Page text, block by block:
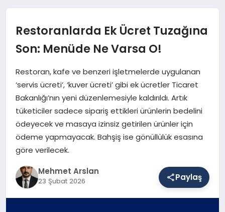
EKONOMI
SPOR
MAGAZIN
EĞITIM
Restoranlarda Ek Ücret Tuzağına
Son: Menüde Ne Varsa O!
Restoran, kafe ve benzeri işletmelerde uygulanan
‘servis ücreti’, ‘kuver ücreti’ gibi ek ücretler Ticaret
Bakanlığı’nın yeni düzenlemesiyle kaldırıldı. Artık
tüketiciler sadece sipariş ettikleri ürünlerin bedelini
ödeyecek ve masaya izinsiz getirilen ürünler için
ödeme yapmayacak. Bahşiş ise gönüllülük esasına
göre verilecek.
Mehmet Arslan
23 Şubat 2026 Paylaş